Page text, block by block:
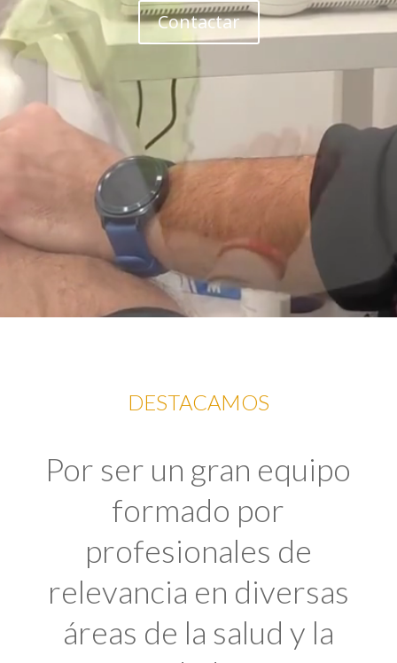
Contactar
DESTACAMOS
Por ser un gran equipo
formado por
profesionales de
relevancia en diversas
áreas de la salud y la